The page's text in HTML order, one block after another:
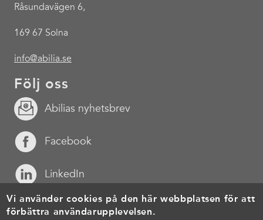
Råsundavägen 6,
169 67 Solna
info@abilia.se
Följ oss
Abilias nyhetsbrev
Facebook
LinkedIn
YouTube
Vi använder cookies på den här webbplatsen för att
förbättra användarupplevelsen.